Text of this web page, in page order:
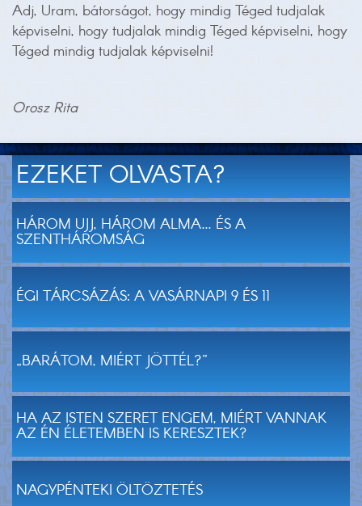
Adj, Uram, bátorságot, hogy mindig Téged tudjalak
képviselni, hogy tudjalak mindig Téged képviselni, hogy
Téged mindig tudjalak képviselni!
Orosz Rita
EZEKET OLVASTA?
HÁROM UJJ, HÁROM ALMA... ÉS A
SZENTHÁROMSÁG
ÉGI TÁRCSÁZÁS: A VASÁRNAPI 9 ÉS 11
„BARÁTOM, MIÉRT JÖTTÉL?”
HA AZ ISTEN SZERET ENGEM, MIÉRT VANNAK
AZ ÉN ÉLETEMBEN IS KERESZTEK?
NAGYPÉNTEKI ÖLTÖZTETÉS